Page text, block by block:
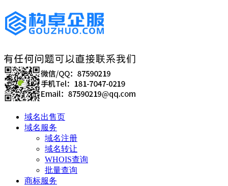
域名出售页
域名服务
域名注册
域名转让
WHOIS查询
批量查询
商标服务